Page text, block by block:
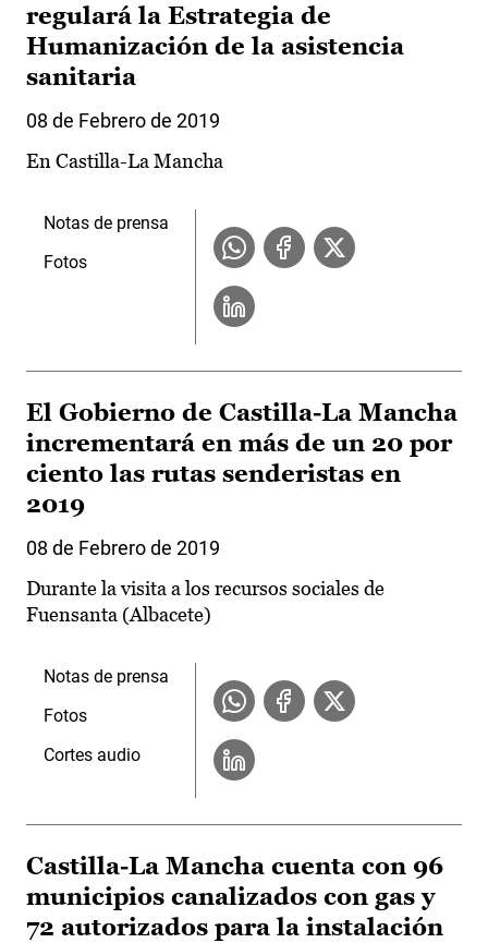
regulará la Estrategia de
Humanización de la asistencia
sanitaria
08 de Febrero de 2019
En Castilla-La Mancha
Notas de prensa
Fotos
El Gobierno de Castilla-La Mancha
incrementará en más de un 20 por
ciento las rutas senderistas en
2019
08 de Febrero de 2019
Durante la visita a los recursos sociales de
Fuensanta (Albacete)
Notas de prensa
Fotos
Cortes audio
Castilla-La Mancha cuenta con 96
municipios canalizados con gas y
72 autorizados para la instalación